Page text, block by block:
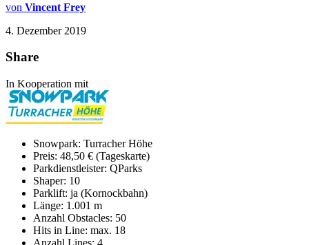
von Vincent Frey
4. Dezember 2019
Share
In Kooperation mit
Snowpark: Turracher Höhe
Preis: 48,50 € (Tageskarte)
Parkdienstleister: QParks
Shaper: 10
Parklift: ja (Kornockbahn)
Länge: 1.001 m
Anzahl Obstacles: 50
Hits in Line: max. 18
Anzahl Lines: 4